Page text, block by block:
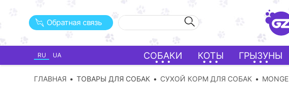
Обратная связь
RU UA СОБАКИ КОТЫ ГРЫЗУНЫ
ГЛАВНАЯ ТОВАРЫ ДЛЯ СОБАК СУХОЙ КОРМ ДЛЯ СОБАК MONGE